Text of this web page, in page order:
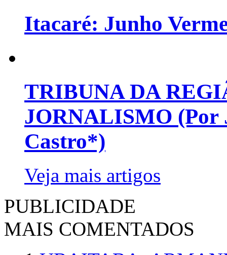
Itacaré: Junho
TRIBUNA DA
JORNALISMO (Por
Castro*)
Veja mais artigos
PUBLICIDADE
MAIS COMENTADOS